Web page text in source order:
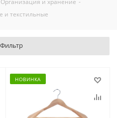
Организация и хранение -
и текстильные
Фильтр
НОВИНКА